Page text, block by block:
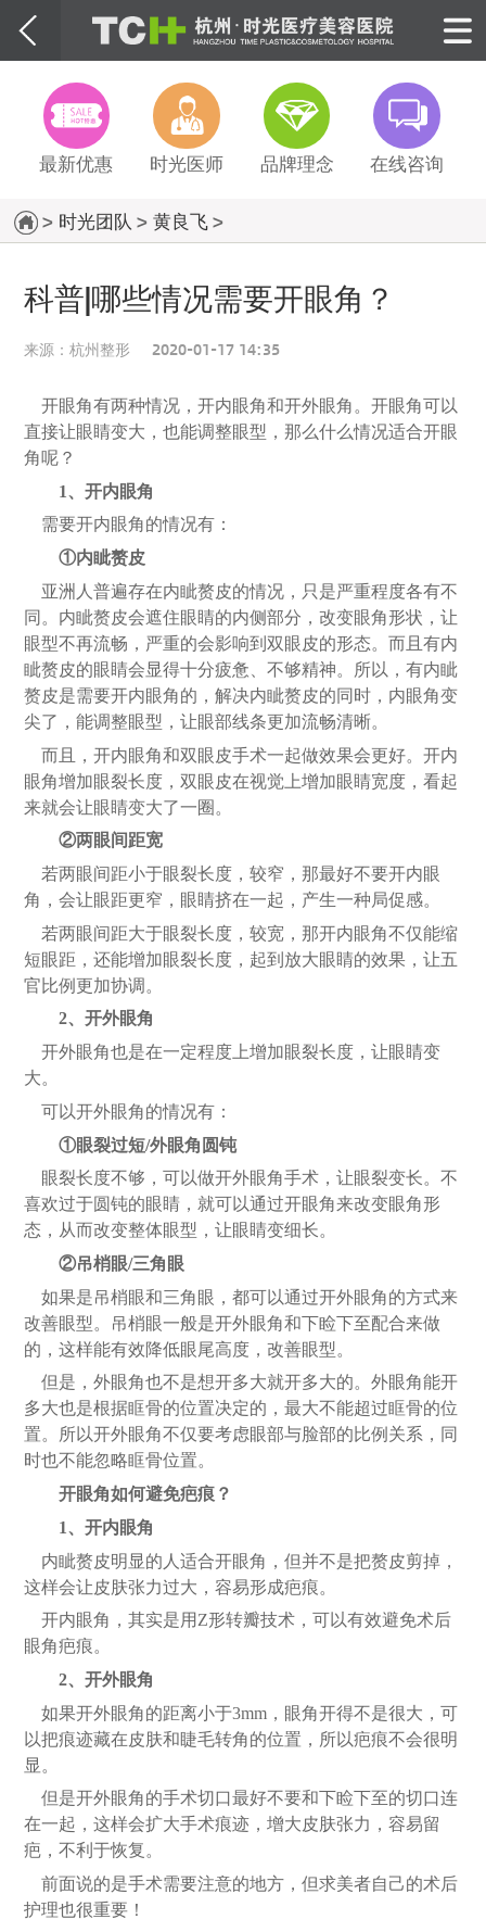
最新优惠 时光医师 品牌理念 在线咨询
> 时光团队 > 黄良飞>
科普|哪些情况需要开眼角？
来源：杭州整形 2020-01-17 14:35
开眼角有两种情况，开内眼角和开外眼角。开眼角可以
直接让眼睛变大，也能调整眼型，那么什么情况适合开眼
角呢？
1、开内眼角
需要开内眼角的情况有：
①内眦赘皮
亚洲人普遍存在内眦赘皮的情况，只是严重程度各有不
同。内眦赘皮会遮住眼睛的内侧部分，改变眼角形状，让
眼型不再流畅，严重的会影响到双眼皮的形态。而且有内
眦赘皮的眼睛会显得十分疲惫、不够精神。所以，有内眦
赘皮是需要开内眼角的，解决内眦赘皮的同时，内眼角变
尖了，能调整眼型，让眼部线条更加流畅清晰。
而且，开内眼角和双眼皮手术一起做效果会更好。开内
眼角增加眼裂长度，双眼皮在视觉上增加眼睛宽度，看起
来就会让眼睛变大了一圈。
②两眼间距宽
若两眼间距小于眼裂长度，较窄，那最好不要开内眼
角，会让眼距更窄，眼睛挤在一起，产生一种局促感。
若两眼间距大于眼裂长度，较宽，那开内眼角不仅能缩
短眼距，还能增加眼裂长度，起到放大眼睛的效果，让五
官比例更加协调。
2、开外眼角
开外眼角也是在一定程度上增加眼裂长度，让眼睛变
大。
可以开外眼角的情况有：
①眼裂过短/外眼角圆钝
眼裂长度不够，可以做开外眼角手术，让眼裂变长。不
喜欢过于圆钝的眼睛，就可以通过开眼角来改变眼角形
态，从而改变整体眼型，让眼睛变细长。
②吊梢眼/三角眼
如果是吊梢眼和三角眼，都可以通过开外眼角的方式来
改善眼型。吊梢眼一般是开外眼角和下睑下至配合来做
的，这样能有效降低眼尾高度，改善眼型。
但是，外眼角也不是想开多大就开多大的。外眼角能开
多大也是根据眶骨的位置决定的，最大不能超过眶骨的位
置。所以开外眼角不仅要考虑眼部与脸部的比例关系，同
时也不能忽略眶骨位置。
开眼角如何避免疤痕？
1、开内眼角
内眦赘皮明显的人适合开眼角，但并不是把赘皮剪掉，
这样会让皮肤张力过大，容易形成疤痕。
开内眼角，其实是用 Z形转瓣技术，可以有效避免术后
眼角疤痕。
2、开外眼角
如果开外眼角的距离小于3mm，眼角开得不是很大，可
以把痕迹藏在皮肤和睫毛转角的位置，所以疤痕不会很明
显。
但是开外眼角的手术切口最好不要和下睑下至的切口连
在一起，这样会扩大手术痕迹，增大皮肤张力，容易留
疤，不利于恢复。
前面说的是手术需要注意的地方，但求美者自己的术后
护理也很重要！